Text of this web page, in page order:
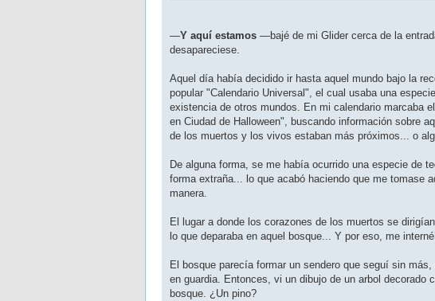
—Y aquí estamos —bajé de mi Glider cerca de la
desapareciese.
Aquel día había decidido ir hasta aquel mundo bajo la
popular "Calendario Universal", el cual usaba una
existencia de otros mundos. En mi calendario marcaba
en Ciudad de Halloween", buscando información sobre
de los muertos y los vivos estaban más próximos... o
De alguna forma, se me había ocurrido una especie de
forma extraña... lo que acabó haciendo que me tomase
manera.
El lugar a donde los corazones de los muertos se
lo que deparaba en aquel bosque... Y por eso, me
El bosque parecía formar un sendero que seguí sin
en guardia. Entonces, vi un dibujo de un arbol decorado
bosque. ¿Un pino?